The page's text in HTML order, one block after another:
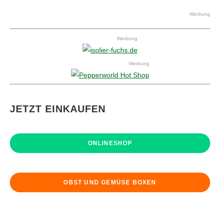
Werbung
Werbung
Werbung
JETZT EINKAUFEN
ONLINESHOP
OBST UND GEMÜSE BOXEN